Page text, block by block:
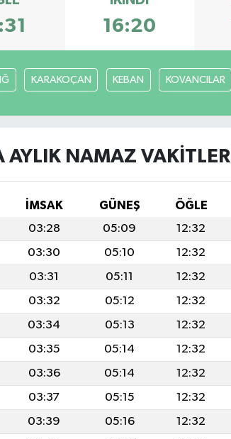
16:20
KARAKOÇAN KEBAN KOVANCILAR
AYLIK NAMAZ VAKITLERI
İMSAK GÜNEŞ ÖĞLE
03:28 05:09 12:32
03:30 05:10 12:32
03:31 05:11 12:32
03:32 05:12 12:32
03:34 05:13 12:32
03:35 05:14 12:32
03:36 05:14 12:32
03:37 05:15 12:32
03:39 05:16 12:32